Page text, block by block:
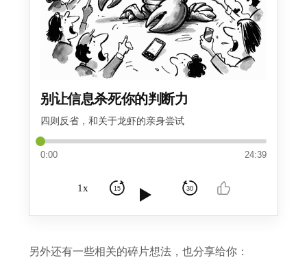
别让信息杀死你的判断力
四则反省，和关于龙虾的亲身尝试
0:00 24:39
1x 15 30
另外还有一些相关的碎片想法，也分享给你：